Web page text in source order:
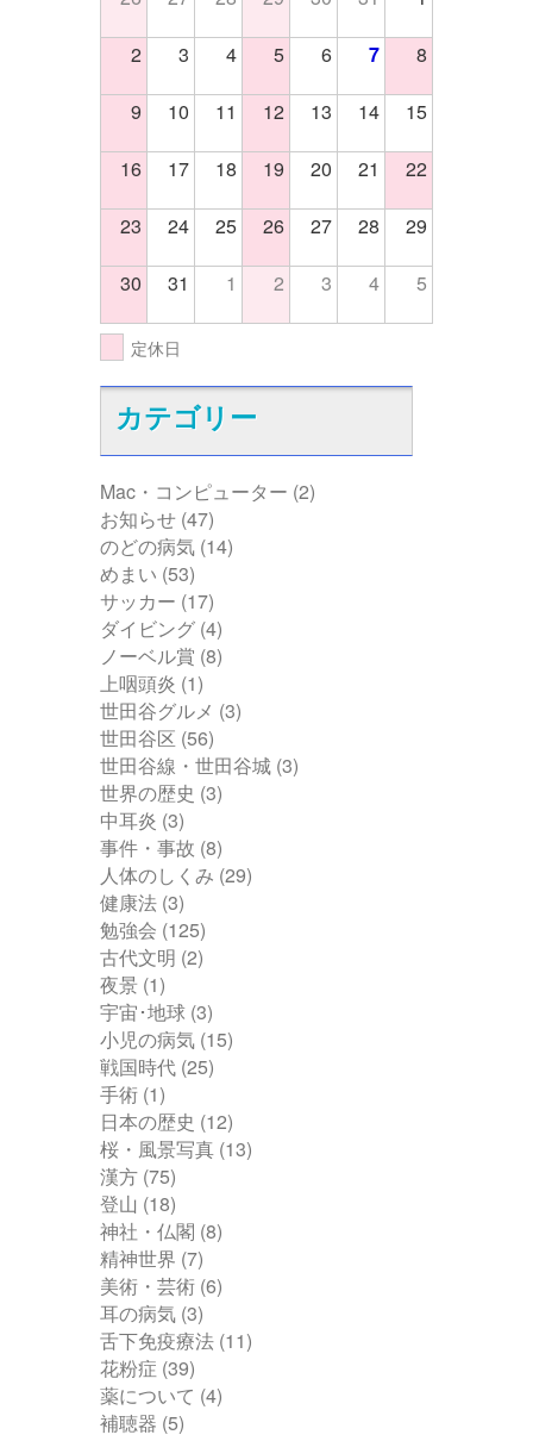
2 3 4 5 6 7 8
9 10 11 12 13 14 15
16 17 18 19 20 21 22
23 24 25 26 27 28 29
30 31 1 2 3 4 5
定休日
カテゴリー
Mac・コンピューター (2)
お知らせ (47)
のどの病気 (14)
めまい (53)
サッカー (17)
ダイビング (4)
ノーベル賞 (8)
上咽頭炎 (1)
世田谷グルメ (3)
世田谷区 (56)
世田谷線・世田谷城 (3)
世界の歴史 (3)
中耳炎 (3)
事件・事故 (8)
人体のしくみ (29)
健康法 (3)
勉強会 (125)
古代文明 (2)
夜景 (1)
宇宙･地球 (3)
小児の病気 (15)
戦国時代 (25)
手術 (1)
日本の歴史 (12)
桜・風景写真 (13)
漢方 (75)
登山 (18)
神社・仏閣 (8)
精神世界 (7)
美術・芸術 (6)
耳の病気 (3)
舌下免疫療法 (11)
花粉症 (39)
薬について (4)
補聴器 (5)